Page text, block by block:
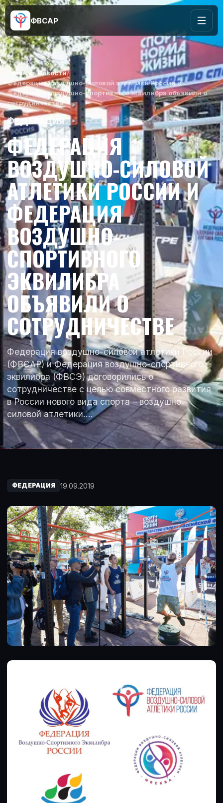
ФВСАР
Главная/Новости/
Федерация воздушно-силовой атлетики России и
Федерация воздушно-спортивного эквилибра объявили о
сотрудничестве
ФЕДЕРАЦИЯ
ФЕДЕРАЦИЯ
ВОЗДУШНО-СИЛОВОЙ
АТЛЕТИКИ РОССИИ И
ФЕДЕРАЦИЯ
ВОЗДУШНО-
СПОРТИВНОГО
ЭКВИЛИБРА
ОБЪЯВИЛИ О
СОТРУДНИЧЕСТВЕ
Федерация воздушно-силовой атлетики России
(ФВСАР) и Федерация воздушно-спортивного
эквилибра (ФВСЭ) договорились о
сотрудничестве с целью совместного развития
в России нового вида спорта – воздушно-
силовой атлетики.…
ФЕДЕРАЦИЯ 19.09.2019